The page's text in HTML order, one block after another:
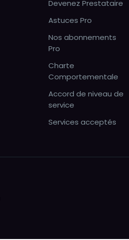
Devenez Prestataire
Astuces Pro
Nos abonnements
Pro
Charte
Comportementale
Accord de niveau de
service
Services acceptés